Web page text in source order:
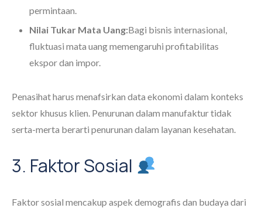
permintaan.
Nilai Tukar Mata Uang:Bagi bisnis internasional,
fluktuasi mata uang memengaruhi profitabilitas
ekspor dan impor.
Penasihat harus menafsirkan data ekonomi dalam konteks
sektor khusus klien. Penurunan dalam manufaktur tidak
serta-merta berarti penurunan dalam layanan kesehatan.
3. Faktor Sosial
Faktor sosial mencakup aspek demografis dan budaya dari